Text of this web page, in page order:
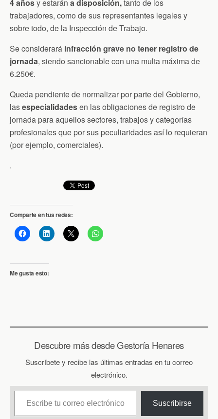
4 añosy estarán a disposición,tanto de los
trabajadores, como de sus representantes legales y
sobre todo, de la Inspección de Trabajo.
Se considerará infracción grave no tener registro de
jornada, siendo sancionable con una multa máxima de
6.250€.
Queda pendiente de normalizar por parte del Gobierno,
lasespecialidadesen las obligaciones de registro de
jornada para aquellos sectores, trabajos y categorías
profesionales que por sus peculiaridades así lo requieran
(por ejemplo, comerciales).
.
Comparte en tus redes:
Me gusta esto:
Descubre más desde Gestoría Henares
Suscríbete y recibe las últimas entradas en tu correo
electrónico.
Escribe tu correo electrónico…
Suscribirse